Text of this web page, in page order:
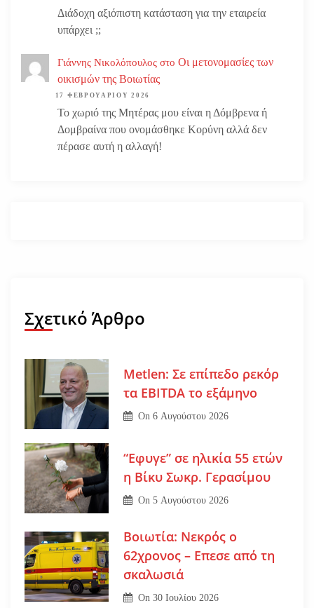
Διάδοχη αξιόπιστη κατάσταση για την εταιρεία
υπάρχει ;;
Γιάννης Νικολόπουλος στο Οι μετονομασίες των
οικισμών της Βοιωτίας
17 ΦΕΒΡΟΥΑΡΊΟΥ 2026
Το χωριό της Μητέρας μου είναι η Δόμβρενα ή
Δομβραίνα που ονομάσθηκε Κορύνη αλλά δεν
πέρασε αυτή η αλλαγή!
Σχετικό Άρθρο
Metlen: Σε επίπεδο ρεκόρ
τα EBITDA το εξάμηνο
On6 Αυγούστου 2026
“Εφυγε” σε ηλικία 55 ετών
η Βίκυ Σωκρ. Γερασίμου
On5 Αυγούστου 2026
Βοιωτία: Νεκρός ο
62χρονος – Επεσε από τη
σκαλωσιά
On30 Ιουλίου 2026